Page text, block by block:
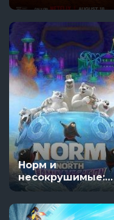
Норм и
несокрушимые:
семейный отпуск